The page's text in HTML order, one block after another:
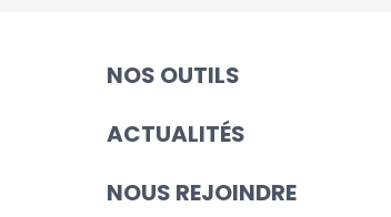
NOS OUTILS
ACTUALITÉS
NOUS REJOINDRE